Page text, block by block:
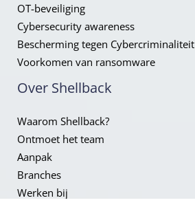
OT-beveiliging
Cybersecurity awareness
Bescherming tegen Cybercriminaliteit
Voorkomen van ransomware
Over Shellback
Waarom Shellback?
Ontmoet het team
Aanpak
Branches
Werken bij